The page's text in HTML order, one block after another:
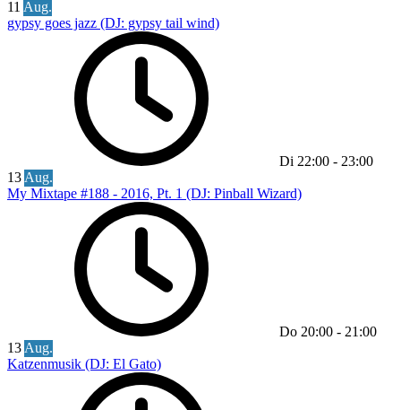
11 Aug.
gypsy goes jazz (DJ: gypsy tail wind)
Di 22:00 - 23:00
13 Aug.
My Mixtape #188 - 2016, Pt. 1 (DJ: Pinball Wizard)
Do 20:00 - 21:00
13 Aug.
Katzenmusik (DJ: El Gato)